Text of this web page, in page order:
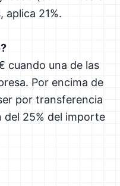
aplica 21%.
cuando una de las
Por encima de
por transferencia
del 25% del importe